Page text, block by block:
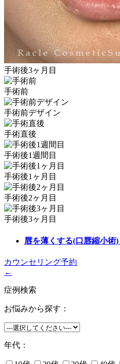
手術後3ヶ月目
手術前
手術前デザイン
手術直後
手術後1週間目
手術後1ヶ月目
手術後2ヶ月目
手術後3ヶ月目
唇を薄くする(口唇縮小術)
カウンセリング予約
←
症例検索
お悩みから探す：
年代：